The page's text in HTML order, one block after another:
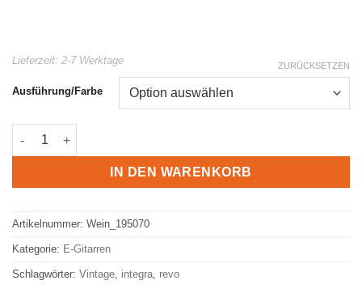
Lieferzeit: 2-7 Werktage
Ausführung/Farbe
ZURÜCKSETZEN
Vintage REVO VRS6500 Integra-Serie Menge
IN DEN WARENKORB
Artikelnummer: Wein_195070
Kategorie: E-Gitarren
Schlagwörter: Vintage, integra, revo